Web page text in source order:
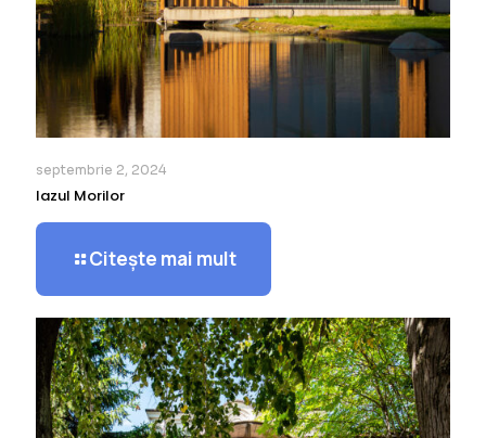
septembrie 2, 2024
Iazul Morilor
Citește mai mult